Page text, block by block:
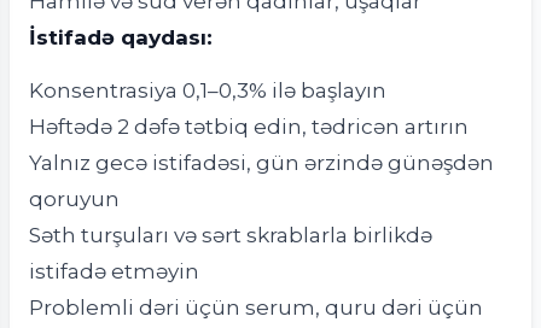
İstifadə qaydası:
Konsentrasiya 0,1–0,3% ilə başlayın
Həftədə 2 dəfə tətbiq edin, tədricən artırın
Yalnız gecə istifadəsi, gün ərzində günəşdən
qoruyun
Səth turşuları və sərt skrablarla birlikdə
istifadə etməyin
Problemli dəri üçün serum, quru dəri üçün